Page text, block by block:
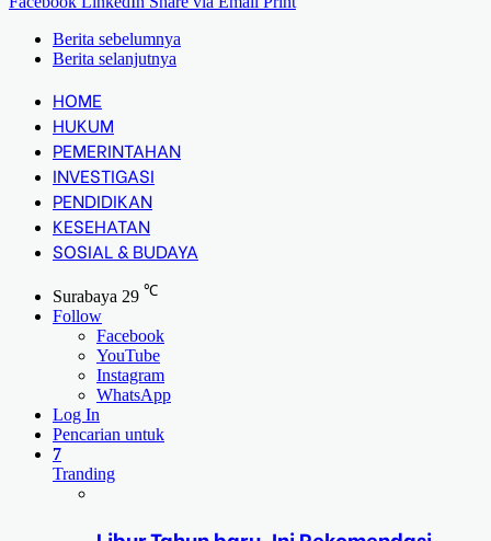
Berita sebelumnya
Berita selanjutnya
HOME
HUKUM
PEMERINTAHAN
INVESTIGASI
PENDIDIKAN
KESEHATAN
SOSIAL & BUDAYA
Surabaya 29 ℃
Follow
Facebook
YouTube
Instagram
WhatsApp
Log In
Pencarian untuk
7
Tranding